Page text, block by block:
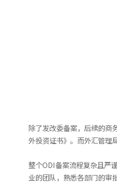
除了发改委备案，后续的商
外投资证书》。而外汇管理
整个ODI备案流程复杂且严
业的团队，熟悉各部门的审